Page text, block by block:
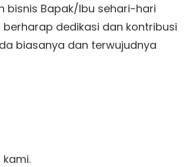
bisnis Bapak/Ibu sehari-hari
dedikasi dan kontribusi
biasanya dan terwujudnya